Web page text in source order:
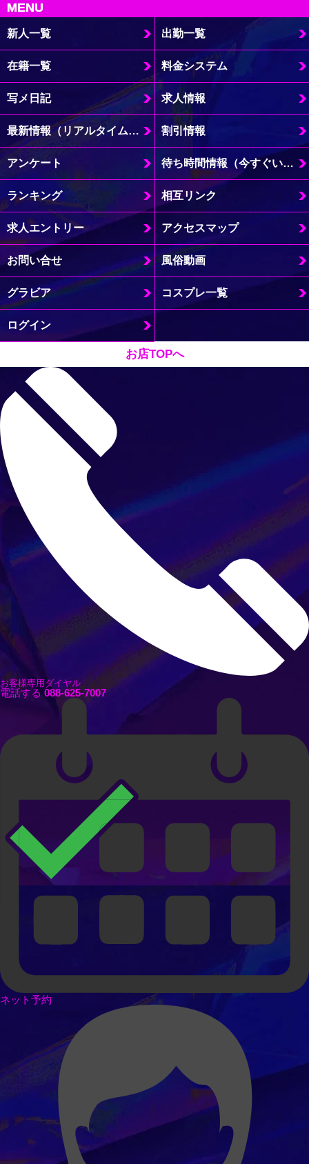
MENU
新人一覧 出勤一覧
在籍一覧 料金システム
写メ日記 求人情報
最新情報（リアルタイム速報） 割引情報
アンケート 待ち時間情報（今すぐいける娘）
ランキング 相互リンク
求人エントリー アクセスマップ
お問い合せ 風俗動画
グラビア コスプレ一覧
ログイン
お店TOPへ
お客様専用ダイヤル
電話する 088-625-7007
ネット予約